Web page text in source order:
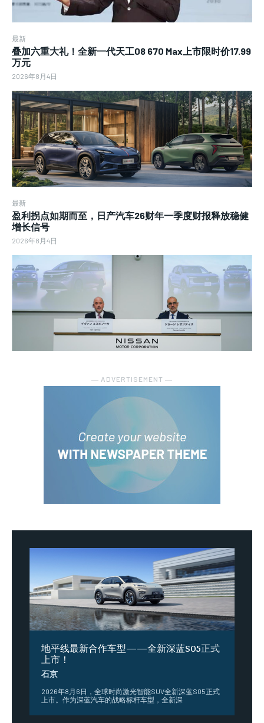
最新
叠加六重大礼！全新一代天工08 670 Max上市限时价17.99
万元
2026年8月4日
最新
盈利拐点如期而至，日产汽车26财年一季度财报释放稳健
增长信号
2026年8月4日
― ADVERTISEMENT ―
地平线最新合作车型——全新深蓝S05正式
上市！
石京
2026年8月6日，全球时尚激光智能SUV全新深蓝S05正式
上市。作为深蓝汽车的战略标杆车型，全新深